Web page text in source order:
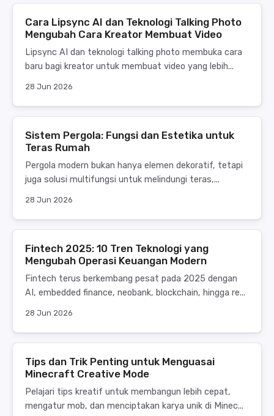
Cara Lipsync AI dan Teknologi Talking Photo
Mengubah Cara Kreator Membuat Video
Lipsync AI dan teknologi talking photo membuka cara
baru bagi kreator untuk membuat video yang lebih...
28 Jun 2026
Sistem Pergola: Fungsi dan Estetika untuk
Teras Rumah
Pergola modern bukan hanya elemen dekoratif, tetapi
juga solusi multifungsi untuk melindungi teras,...
28 Jun 2026
Fintech 2025: 10 Tren Teknologi yang
Mengubah Operasi Keuangan Modern
Fintech terus berkembang pesat pada 2025 dengan
AI, embedded finance, neobank, blockchain, hingga re...
28 Jun 2026
Tips dan Trik Penting untuk Menguasai
Minecraft Creative Mode
Pelajari tips kreatif untuk membangun lebih cepat,
mengatur mob, dan menciptakan karya unik di Minec...